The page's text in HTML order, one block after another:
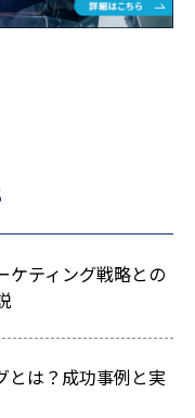
ケティング戦略との
とは？成功事例と実